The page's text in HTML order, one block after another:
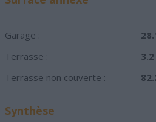
Garage :
Terrasse :
3.2
Terrasse non couverte :
Synthèse